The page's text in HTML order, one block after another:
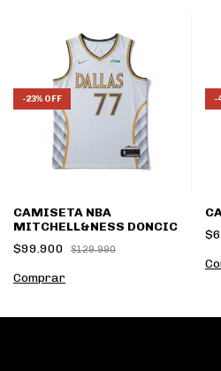
-23% OFF
CAMISETA NBA
MITCHELL&NESS DONCIC
$99.900
$129.990
Comprar
-